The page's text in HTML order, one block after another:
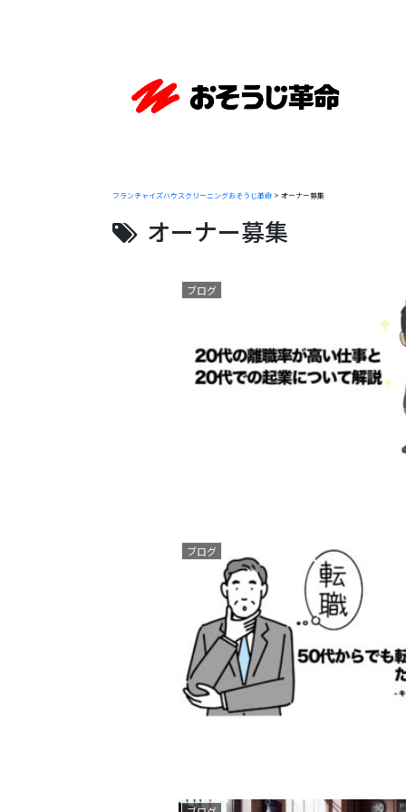
フランチャイズハウスクリーニングおそうじ革命 > オーナー募集
オーナー募集
ブログ
ブログ